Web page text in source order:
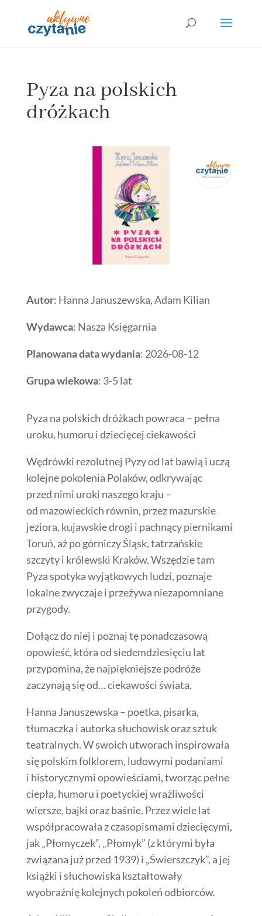
Pyza na polskich
dróżkach
Autor: Hanna Januszewska, Adam Kilian
Wydawca: Nasza Księgarnia
Planowana data wydania: 2026-08-12
Grupa wiekowa: 3-5 lat
Pyza na polskich dróżkach powraca – pełna
uroku, humoru i dziecięcej ciekawości
Wędrówki rezolutnej Pyzy od lat bawią i uczą
kolejne pokolenia Polaków, odkrywając
przed nimi uroki naszego kraju –
od mazowieckich równin, przez mazurskie
jeziora, kujawskie drogi i pachnący piernikami
Toruń, aż po górniczy Śląsk, tatrzańskie
szczyty i królewski Kraków. Wszędzie tam
Pyza spotyka wyjątkowych ludzi, poznaje
lokalne zwyczaje i przeżywa niezapomniane
przygody.
Dołącz do niej i poznaj tę ponadczasową
opowieść, która od siedemdziesięciu lat
przypomina, że najpiękniejsze podróże
zaczynają się od… ciekawości świata.
Hanna Januszewska – poetka, pisarka,
tłumaczka i autorka słuchowisk oraz sztuk
teatralnych. W swoich utworach inspirowała
się polskim folklorem, ludowymi podaniami
i historycznymi opowieściami, tworząc pełne
ciepła, humoru i poetyckiej wrażliwości
wiersze, bajki oraz baśnie. Przez wiele lat
współpracowała z czasopismami dziecięcymi,
jak „Płomyczek”, „Płomyk” (z którymi była
związana już przed 1939) i „Świerszczyk”, a jej
książki i słuchowiska kształtowały
wyobraźnię kolejnych pokoleń odbiorców.